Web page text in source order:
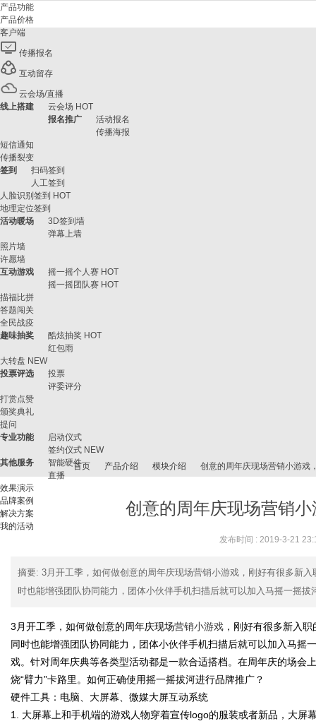
产品功能
产品价格
客户端
传播报名
互动留存
云会场/直播
线上搭建
云会场 HOT
报名推广
活动报名
传播海报
短信通知
传播裂变
签到
扫码签到
人工签到
人脸识别签到 HOT
地理定位签到
活动暖场
3D签到墙
弹幕上墙
照片墙
许愿墙
互动游戏
摇一摇个人赛 HOT
摇一摇团队赛 HOT
描福比拼
答题闯关
全民战疫
趣味抽奖
酷炫抽奖 HOT
红包雨
大转盘 NEW
投票评选
投票
评委评分
打赏点赞
颁奖典礼
提问
专业功能
启动仪式
签约仪式 NEW
其他服务
智能硬件
直播
效果演示
品牌案例
解决方案
我的活动
媒
首页 产品介绍 模块介绍 创意的周年庆现场营销小游戏
创意的周年庆现场营销
发布时间 : 2019-3-21
摘要: 3月开工季，如何做创意的周年庆现场营销小游戏，刚好有很多新
时也能增强团队协同能力，团体小伙伴手机扫描后就可以加入马摇一摇拔
3 月开工季，如何做创意的周年庆现场营销小游戏 ， 刚好有很多新入
同时也能增强团队协同能力，团体小伙伴手机扫描后就可以加入马摇
戏。针对周年庆典等各类型活动都是一款合适搭档。在周年庆的场会
烧“臂力”卡路里。如何正确使用摇一摇拔河进行品牌推广？
硬件工具：电脑、大屏幕、微媒大屏互动系统
1. 大屏幕上和手机端的游戏人物穿着宣传logo的服装或者新品，大屏